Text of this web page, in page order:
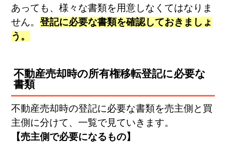
あっても、様々な書類を用意しなくてはなりま
せん。登記に必要な書類を確認しておきましょ
う。
不動産売却時の所有権移転登記に必要な
書類
不動産売却時の登記に必要な書類を売主側と買
主側に分けて、一覧で見ていきます。
【売主側で必要になるもの】